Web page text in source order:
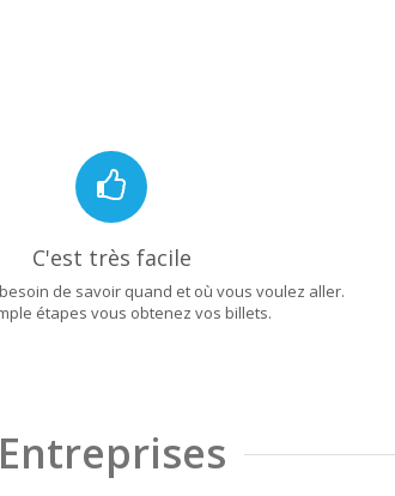
C'est très facile
de savoir quand et où vous voulez aller.
étapes vous obtenez vos billets.
Entreprises